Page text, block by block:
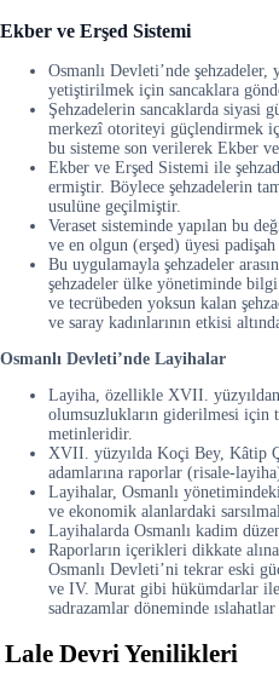
Ekber ve Erşed Sistemi
Osmanlı Devleti’nde şehzadeler,
yetiştirilmek için sancaklara
Şehzadelerin sancaklarda siyasi
merkezî otoriteyi güçlendirmek
bu sisteme son verilerek Ekber
Ekber ve Erşed Sistemi ile
ermiştir. Böylece şehzadelerin
usulüne geçilmiştir.
Veraset sisteminde yapılan bu
ve en olgun (erşed) üyesi padişah
Bu uygulamayla şehzadeler
şehzadeler ülke yönetiminde
ve tecrübeden yoksun kalan
ve saray kadınlarının etkisi
Osmanlı Devleti’nde Layihalar
Layiha, özellikle XVII.
olumsuzlukların giderilmesi için
metinleridir.
XVII. yüzyılda Koçi Bey, Kâtip
adamlarına raporlar (risale-
Layihalar, Osmanlı
ve ekonomik alanlardaki
Layihalarda Osmanlı kadim
Raporların içerikleri dikkate
Osmanlı Devleti’ni tekrar eski
ve IV. Murat gibi hükümdarlar
sadrazamlar döneminde ıslahatlar
Lale Devri Yenilikleri